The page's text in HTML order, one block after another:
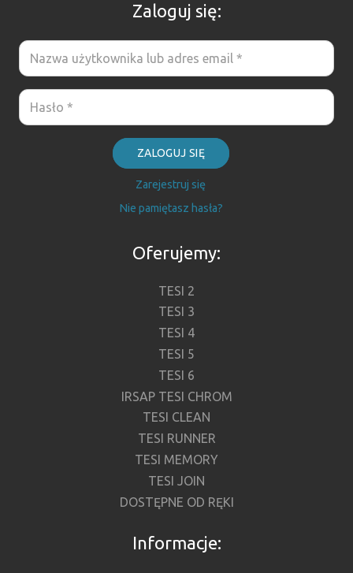
Zaloguj się:
ZALOGUJ SIĘ
Zarejestruj się
Nie pamiętasz hasła?
Oferujemy:
TESI 2
TESI 3
TESI 4
TESI 5
TESI 6
IRSAP TESI CHROM
TESI CLEAN
TESI RUNNER
TESI MEMORY
TESI JOIN
DOSTĘPNE OD RĘKI
Informacje: